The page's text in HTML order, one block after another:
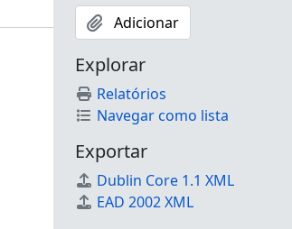
Adicionar
Explorar
Relatórios
Navegar como lista
Exportar
Dublin Core 1.1 XML
EAD 2002 XML